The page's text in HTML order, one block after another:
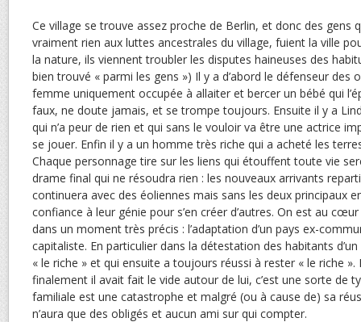
Ce village se trouve assez proche de Berlin, et donc des gens
vraiment rien aux luttes ancestrales du village, fuient la ville
la nature, ils viennent troubler les disputes haineuses des
bien trouvé « parmi les gens ») Il y a d’abord le défenseur des
femme uniquement occupée à allaiter et bercer un bébé qui
faux, ne doute jamais, et se trompe toujours. Ensuite il y a
qui n’a peur de rien et qui sans le vouloir va être une actrice
se jouer. Enfin il y a un homme très riche qui a acheté les
Chaque personnage tire sur les liens qui étouffent toute vie
drame final qui ne résoudra rien : les nouveaux arrivants
continuera avec des éoliennes mais sans les deux principaux
confiance à leur génie pour s’en créer d’autres. On est au
dans un moment très précis : l’adaptation d’un pays ex-
capitaliste. En particulier dans la détestation des habitants
« le riche » et qui ensuite a toujours réussi à rester « le riche ».
finalement il avait fait le vide autour de lui, c’est une sorte de
familiale est une catastrophe et malgré (ou à cause de) sa
n’aura que des obligés et aucun ami sur qui compter.